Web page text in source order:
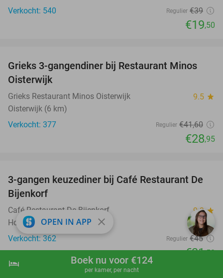
shopping_cart Boek nu
hotel Boek nu voor €124
per kamer, per nacht
Verkocht: 540
Regulier €39
€19,50
30%
Grieks 3-gangendiner bij Restaurant Minos
Oisterwijk
Grieks Restaurant Minos Oisterwijk 9.5 star
Oisterwijk (6 km)
Verkocht: 377
Regulier €41,60
€28,95
30%
3-gangen keuzediner bij Café Restaurant De
Bijenkorf
Café Restaurant De Bijenkorf 9.9star
Hooge Mierde (15 km)
Verkocht: 362
Regulier €45
€31,50
OPEN IN APP close